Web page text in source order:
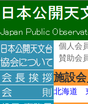
個人会
賛助会
施設
北海道